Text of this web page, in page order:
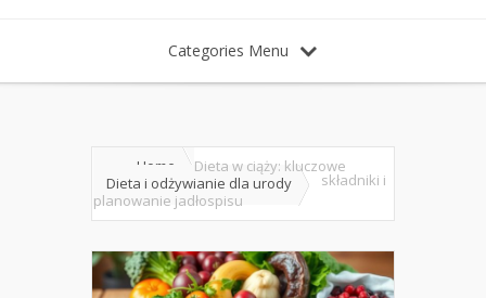
Categories Menu
Home
Dieta i odżywianie dla urody
Dieta w ciąży: kluczowe
składniki i
planowanie jadłospisu